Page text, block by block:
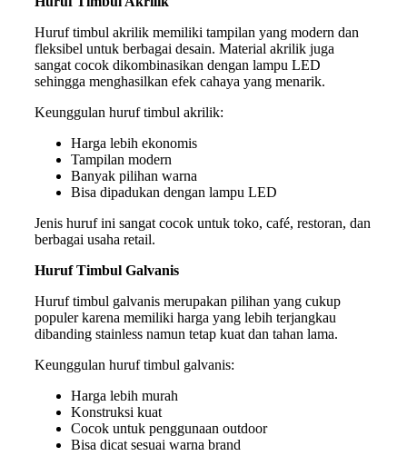
Huruf timbul akrilik memiliki tampilan yang modern dan
fleksibel untuk berbagai desain. Material akrilik juga
sangat cocok dikombinasikan dengan lampu LED
sehingga menghasilkan efek cahaya yang menarik.
Keunggulan huruf timbul akrilik:
Harga lebih ekonomis
Tampilan modern
Banyak pilihan warna
Bisa dipadukan dengan lampu LED
Jenis huruf ini sangat cocok untuk toko, café, restoran, dan
berbagai usaha retail.
Huruf Timbul Galvanis
Huruf timbul galvanis merupakan pilihan yang cukup
populer karena memiliki harga yang lebih terjangkau
dibanding stainless namun tetap kuat dan tahan lama.
Keunggulan huruf timbul galvanis:
Harga lebih murah
Konstruksi kuat
Cocok untuk penggunaan outdoor
Bisa dicat sesuai warna brand